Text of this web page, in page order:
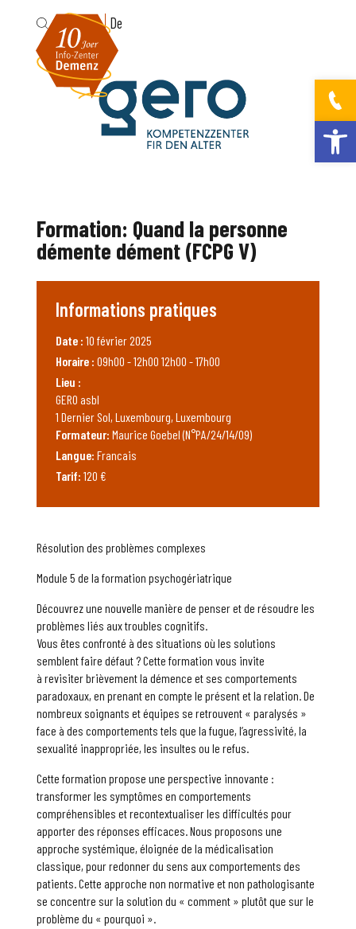
Ouvrir la
Fr De
Résolution des problèmes complexes
Module 5 de la formation psychogériatrique
Découvrez une nouvelle manière de penser et de résoudre les
problèmes liés aux troubles cognitifs.
Vous êtes confronté à des situations où les solutions
semblent faire défaut ? Cette formation vous invite
à revisiter brièvement la démence et ses comportements
paradoxaux, en prenant en compte le présent et la relation. De
nombreux soignants et équipes se retrouvent « paralysés »
face à des comportements tels que la fugue, l’agressivité, la
sexualité inappropriée, les insultes ou le refus.
Cette formation propose une perspective innovante :
transformer les symptômes en comportements
compréhensibles et recontextualiser les difficultés pour
apporter des réponses efficaces. Nous proposons une
approche systémique, éloignée de la médicalisation
classique, pour redonner du sens aux comportements des
patients. Cette approche non normative et non pathologisante
se concentre sur la solution du « comment » plutôt que sur le
problème du « pourquoi ».
Formation: Quand la personne
démente dément (FCPG V)
Informations pratiques
Date : 10 février 2025
Horaire : 09h00 - 12h00 12h00 - 17h00
Lieu :
GERO asbl
1 Dernier Sol, Luxembourg, Luxembourg
Formateur: Maurice Goebel (N°PA/24/14/09)
Langue: Francais
Tarif: 120 €